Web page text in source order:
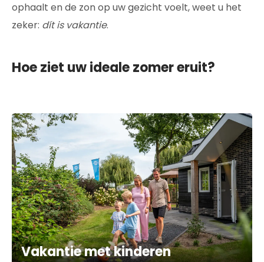
ophaalt en de zon op uw gezicht voelt, weet u het
zeker: dít is vakantie.
Hoe ziet uw ideale zomer eruit?
Vakantie met kinderen